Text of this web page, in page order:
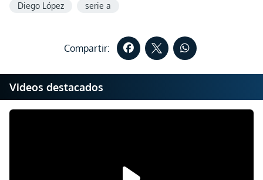
Diego López
serie a
Compartir:
Videos destacados